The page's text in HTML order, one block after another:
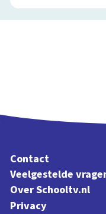
Contact
Veelgestelde
Over Schooltv.nl
Privacy